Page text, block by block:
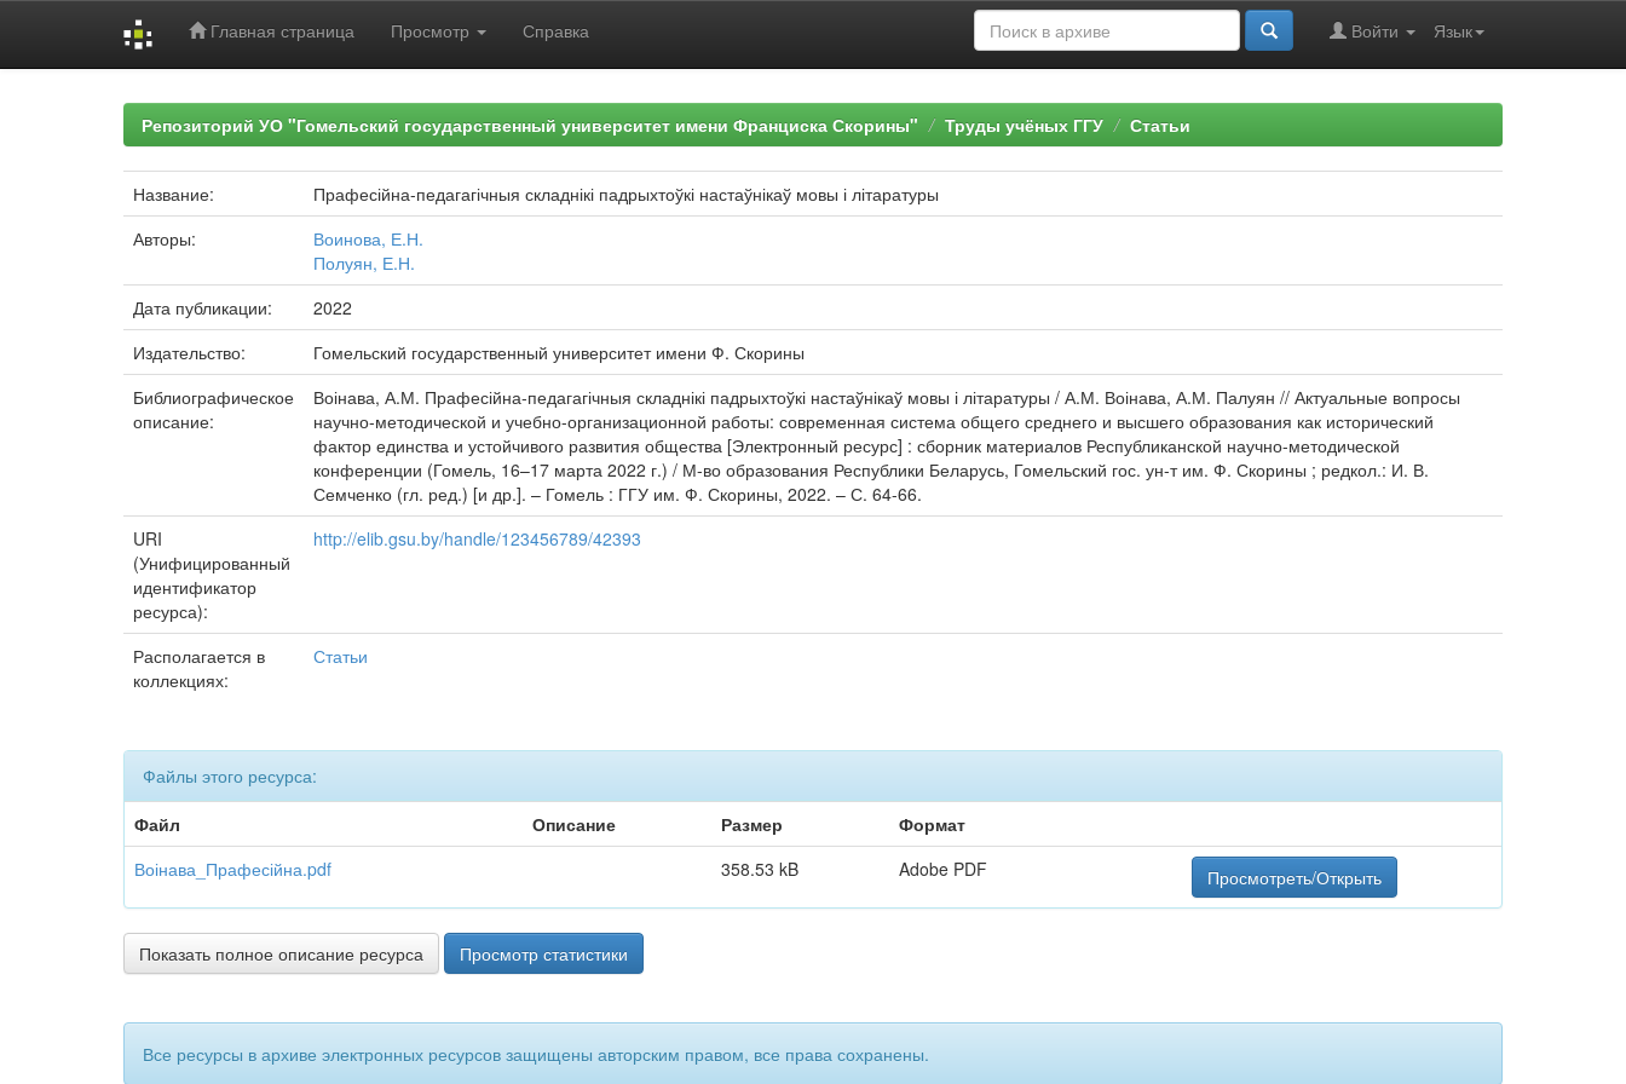
Главная страница Просмотр Справка Язык
Войти
Репозиторий УО "Гомельский государственный университет имени Франциска Скорины" Труды учёных ГГУ Статьи
Название:
Прафесійна-педагагічныя складнікі падрыхтоўкі настаўнікаў мовы і літаратуры
Авторы:
Воинова, Е.Н.
Полуян, Е.Н.
Дата публикации:
2022
Издательство:
Гомельский государственный университет имени Ф. Скорины
Библиографическое
описание:
Воінава, А.М. Прафесійна-педагагічныя складнікі падрыхтоўкі настаўнікаў мовы і літаратуры / А.М. Воінава, А.М. Палуян // Актуальные вопросы
научно-методической и учебно-организационной работы: современная система общего среднего и высшего образования как исторический
фактор единства и устойчивого развития общества [Электронный ресурс] : сборник материалов Республиканской научно-методической
конференции (Гомель, 16–17 марта 2022 г.) / М-во образования Республики Беларусь, Гомельский гос. ун-т им. Ф. Скорины ; редкол.: И. В.
Семченко (гл. ред.) [и др.]. – Гомель : ГГУ им. Ф. Скорины, 2022. – С. 64-66.
URI
(Унифицированный
идентификатор
ресурса):
http://elib.gsu.by/handle/123456789/42393
Располагается в
коллекциях:
Статьи
Файлы этого ресурса:
Файл
Описание Размер
Формат
Воінава_Прафесійна.pdf
358.53 kB Adobe PDF Просмотреть/Открыть
Показать полное описание ресурса Просмотр статистики
Все ресурсы в архиве электронных ресурсов защищены авторским правом, все права сохранены.